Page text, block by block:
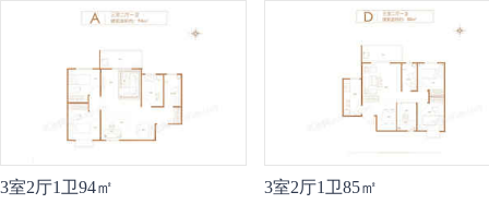
3室2厅1卫94㎡ 3室2厅1卫85㎡